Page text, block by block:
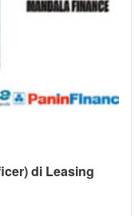
di Leasing